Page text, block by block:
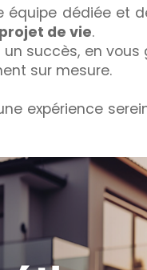
équipe dédiée et
projet de vie.
succès, en
sur mesure.
expérience